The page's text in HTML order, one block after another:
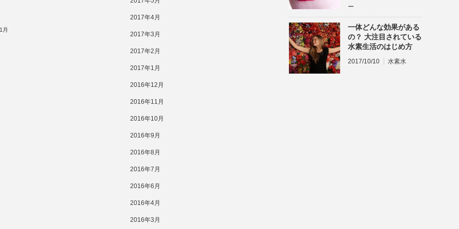
月
2017年4月
2017年3月
2017年2月
2017年1月
2016年12月
2016年11月
2016年10月
2016年9月
2016年8月
2016年7月
2016年6月
2016年4月
2016年3月
ー
一体どんな効果がある
の？ 大注目されている
水素生活のはじめ方
2017/10/10 水素水